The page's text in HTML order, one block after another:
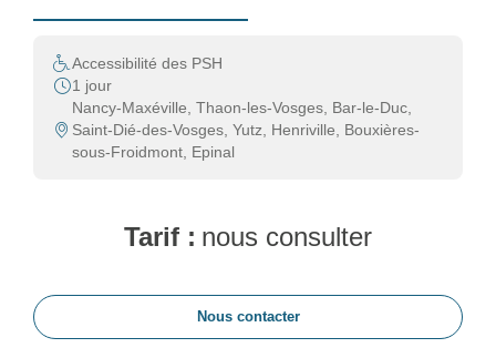
Accessibilité des PSH
1 jour
Nancy-Maxéville, Thaon-les-Vosges, Bar-le-Duc,
Saint-Dié-des-Vosges, Yutz, Henriville, Bouxières-
sous-Froidmont, Epinal
Tarif : nous consulter
Nous contacter